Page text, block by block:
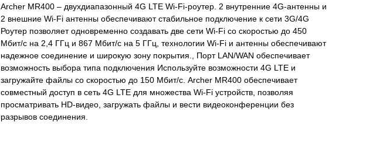
Archer MR400 – двухдиапазонный 4G LTE Wi-Fi-роутер. 2 внутренние 4G-антенны и
2 внешние Wi-Fi антенны обеспечивают стабильное подключение к сети 3G/4G
Роутер позволяет одновременно создавать две сети Wi-Fi со скоростью до 450
Мбит/с на 2,4 ГГц и 867 Мбит/с на 5 ГГц, технологии Wi-Fi и антенны обеспечивают
надежное соединение и широкую зону покрытия., Порт LAN/WAN обеспечивает
возможность выбора типа подключения Используйте возможности 4G LTE и
загружайте файлы со скоростью до 150 Мбит/с. Archer MR400 обеспечивает
совместный доступ в сеть 4G LTE для множества Wi-Fi устройств, позволяя
просматривать HD-видео, загружать файлы и вести видеоконференции без
разрывов соединения.